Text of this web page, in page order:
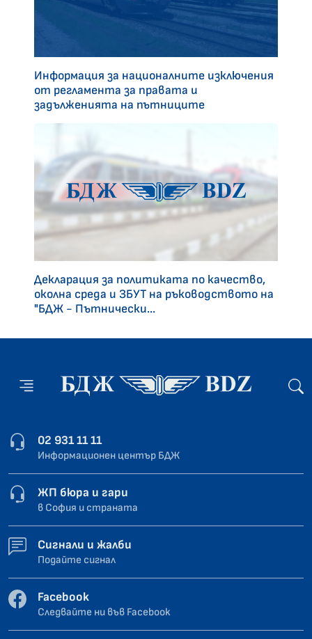
Информация за националните изключения
от регламента за правата и
задълженията на пътниците
Декларация за политиката по качество,
околна среда и ЗБУТ на ръководството на
"БДЖ - Пътнически...
02 931 11 11
Информационен център БДЖ
ЖП бюра и гари
в София и страната
Сигнали и жалби
Подайте сигнал
Facebook
Следвайте ни във Facebook